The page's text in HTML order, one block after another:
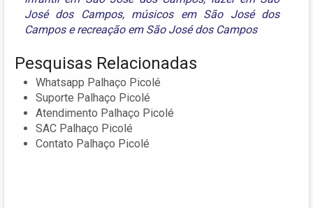
José dos Campos, músicos em São José dos
Camposerecreação em São José dos Campos
Pesquisas Relacionadas
Whatsapp Palhaço Picolé
Suporte Palhaço Picolé
Atendimento Palhaço Picolé
SAC Palhaço Picolé
Contato Palhaço Picolé